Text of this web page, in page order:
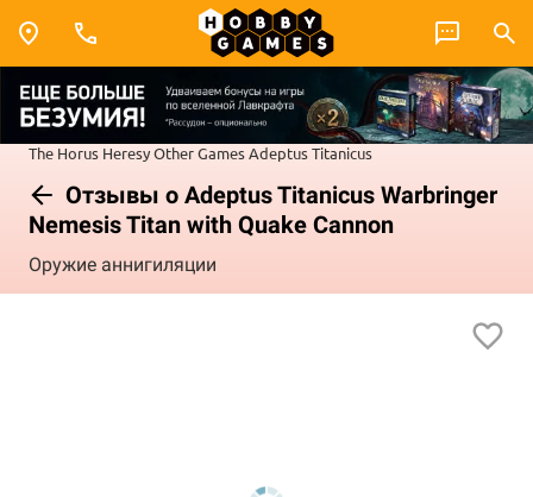
The Horus HeresyOther GamesAdeptus Titanicus
Отзывы о Adeptus Titanicus Warbringer
Nemesis Titan with Quake Cannon
Оружие аннигиляции